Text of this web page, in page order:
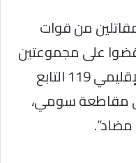
من قوات
على مجموعتين
قتاليتين تابعتين للواء الدفاع الإقليمي 119 التابع
مقاطعة سومي،